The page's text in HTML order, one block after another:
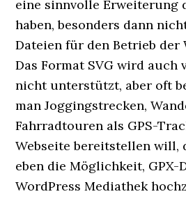
eine sinnvolle Erweiterung
haben, besonders dann
Dateien für den Betrieb der
Das Format SVG wird auch
nicht unterstützt, aber oft
man Joggingstrecken,
Fahrradtouren als GPS-
Webseite bereitstellen will,
eben die Möglichkeit, GPX-
WordPress Mediathek